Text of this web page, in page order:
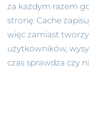
za każdym razem
stronę. Cache
więc zamiast
użytkowników,
czas sprawdza czy